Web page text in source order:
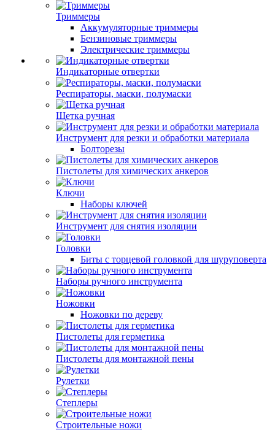
Триммеры
Аккумуляторные триммеры
Бензиновые триммеры
Электрические триммеры
Индикаторные отвертки
Респираторы, маски, полумаски
Щетка ручная
Инструмент для резки и обработки материала
Болторезы
Пистолеты для химических анкеров
Ключи
Наборы ключей
Инструмент для снятия изоляции
Головки
Биты с торцевой головкой для шуруповерта
Наборы ручного инструмента
Ножовки
Ножовки по дереву
Пистолеты для герметика
Пистолеты для монтажной пены
Рулетки
Степлеры
Строительные ножи